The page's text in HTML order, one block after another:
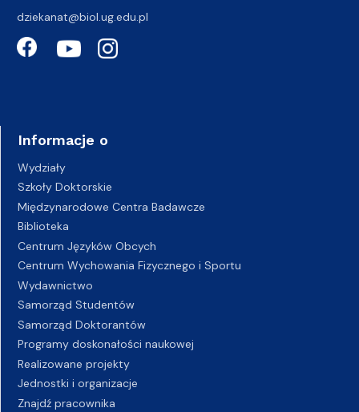
dziekanat@biol.ug.edu.pl
Informacje o
Wydziały
Szkoły Doktorskie
Międzynarodowe Centra Badawcze
Biblioteka
Centrum Języków Obcych
Centrum Wychowania Fizycznego i Sportu
Wydawnictwo
Samorząd Studentów
Samorząd Doktorantów
Programy doskonałości naukowej
Realizowane projekty
Jednostki i organizacje
Znajdź pracownika